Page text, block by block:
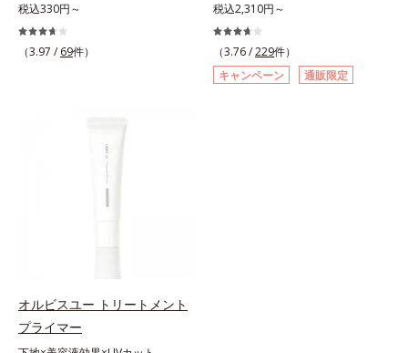
使いもOK。*1 ファンデーションが
くずれて毛穴に落ちること*2 酸化
チタン配合＝カバー力向上成分*3
ー。ふんわり美肌が叶う、うるおい
パウダーです。3色の光を操るパウ
ダーがツヤと透明感を演出。ソフト
美肌質感を叶えます。さらに花粉や
ちり・ホコリ、紫外線などの外的刺
激から肌をガードします。スキンケ
ア後にこれひとつでライトメイク効
出かけする時など、しっかりメイク
は負担に感じる日におすすめです。
税込330円～
（3.97 / 69件）
ッドファンデ。みずみずしく、とけ
込むように密着カバー毛穴レスでな
めらかな質感美へ導く、リキッドフ
ァンデーション「カバーはしたいけ
ど厚塗り感はイヤ」「素肌がもとも
税込2,310円～
（3.76 /229件）
キャンペーン
通販限定
オルビスユー トリートメント
プライマー